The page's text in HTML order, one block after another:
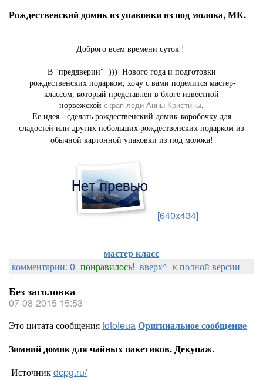
Рождественский домик из упаковки из под молока, МК.
Доброго всем времени суток !
В "преддверии" ))) Нового года и подготовки
рождественских подарком, хочу с вами поделится мастер-
классом, который представлен в блоге известной
норвежской скрап-леди Анны-Кристины.
Ее идея - сделать рождественский домик-коробочку для
сладостей или других небольших рождественских подарком из
обычной картонной упаковки из под молока!
[640x434]
мастер класс
комментарии: 0 понравилось! вверх^ к полной версии
Без заголовка
07-08-2015 15:53
Это цитата сообщенияfotofeuaОригинальное сообщение
Зимний домик для чайных пакетиков. Декупаж.
Источникdcpg.ru/